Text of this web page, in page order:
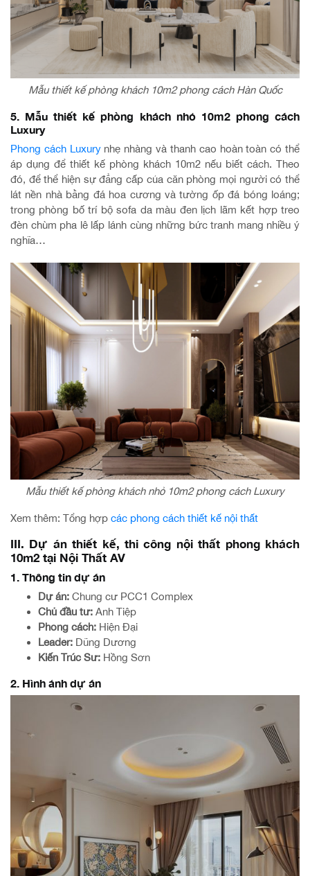
Mẫu thiết kế phòng khách 10m2 phong cách Hàn Quốc
5. Mẫu thiết kế phòng khách nhỏ 10m2 phong cách
Luxury
Phong cách Luxurynhẹ nhàng và thanh cao hoàn toàn có thể
áp dụng để thiết kế phòng khách 10m2 nếu biết cách. Theo
đó, để thể hiện sự đẳng cấp của căn phòng mọi người có thể
lát nền nhà bằng đá hoa cương và tường ốp đá bóng loáng;
trong phòng bố trí bộ sofa da màu đen lịch lãm kết hợp treo
đèn chùm pha lê lấp lánh cùng những bức tranh mang nhiều ý
nghĩa…
Mẫu thiết kế phòng khách nhỏ 10m2 phong cách Luxury
Xem thêm: Tổng hợp các phong cách thiết kế nội thất
III. Dự án thiết kế, thi công nội thất phong khách
10m2 tại Nội Thất AV
1. Thông tin dự án
Dự án: Chung cư PCC1 Complex
Chủ đầu tư: Anh Tiệp
Phong cách: Hiện Đại
Leader: Dũng Dương
Kiến Trúc Sư: Hồng Sơn
2. Hình ảnh dự án